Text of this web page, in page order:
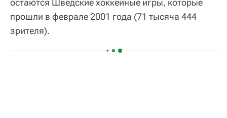
остаются Шведские хоккейные игры, которые
прошли в феврале 2001 года (71 тысяча 444
зрителя).